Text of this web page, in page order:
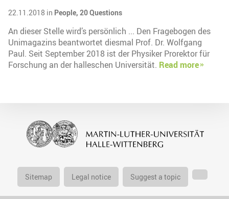
22.11.2018 in People, 20 Questions
An dieser Stelle wird’s persönlich ... Den Fragebogen des
Unimagazins beantwortet diesmal Prof. Dr. Wolfgang
Paul. Seit September 2018 ist der Physiker Prorektor für
Forschung an der halleschen Universität. Read more
Sitemap Legal notice Suggest a topic